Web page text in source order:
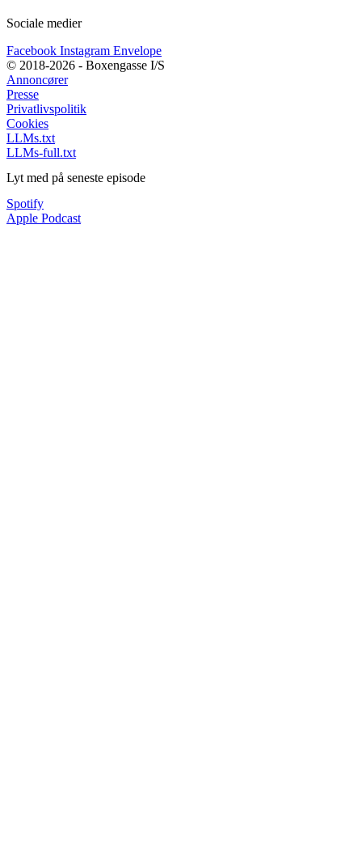
Sociale medier
Facebook Instagram Envelope
© 2018-2026 - Boxengasse I/S
Annoncører
Presse
Privatlivspolitik
Cookies
LLMs.txt
LLMs-full.txt
Lyt med på seneste episode
Spotify
Apple Podcast